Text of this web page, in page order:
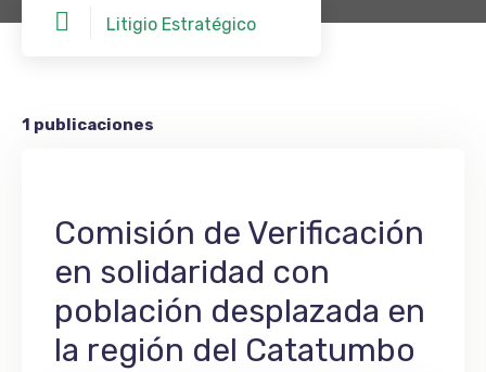
Litigio Estratégico
1 publicaciones
Comisión de Verificación
en solidaridad con
población desplazada en
la región del Catatumbo